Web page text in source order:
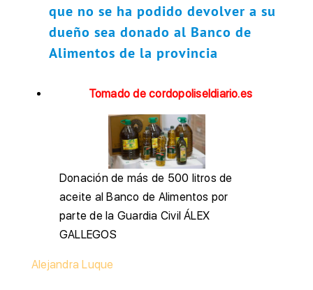
que no se ha podido devolver a su
dueño sea donado al Banco de
Alimentos de la provincia
Tomado de cordopoliseldiario.es
Donación de más de 500 litros de
aceite al Banco de Alimentos por
parte de la Guardia CivilÁLEX
GALLEGOS
Alejandra Luque